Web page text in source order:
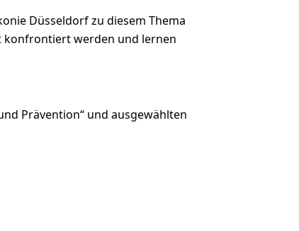
Düsseldorf zu diesem Thema
konfrontiert werden und lernen
Prävention“ und ausgewählten